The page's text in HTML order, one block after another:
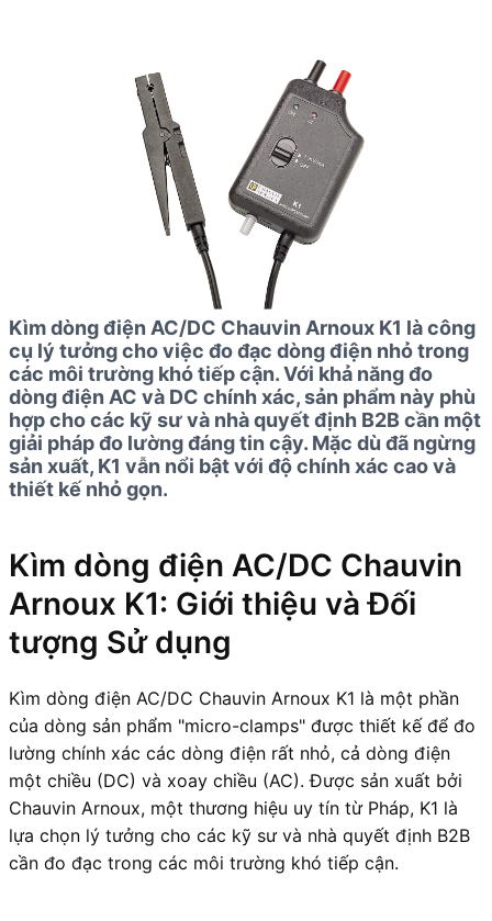
Kìm dòng điện AC/DC Chauvin Arnoux K1 là công
cụ lý tưởng cho việc đo đạc dòng điện nhỏ trong
các môi trường khó tiếp cận. Với khả năng đo
dòng điện AC và DC chính xác, sản phẩm này phù
hợp cho các kỹ sư và nhà quyết định B2B cần một
giải pháp đo lường đáng tin cậy. Mặc dù đã ngừng
sản xuất, K1 vẫn nổi bật với độ chính xác cao và
thiết kế nhỏ gọn.
Kìm dòng điện AC/DC Chauvin
Arnoux K1: Giới thiệu và Đối
tượng Sử dụng
Kìm dòng điện AC/DC Chauvin Arnoux K1 là một phần
của dòng sản phẩm "micro-clamps" được thiết kế để đo
lường chính xác các dòng điện rất nhỏ, cả dòng điện
một chiều (DC) và xoay chiều (AC). Được sản xuất bởi
Chauvin Arnoux, một thương hiệu uy tín từ Pháp, K1 là
lựa chọn lý tưởng cho các kỹ sư và nhà quyết định B2B
cần đo đạc trong các môi trường khó tiếp cận.